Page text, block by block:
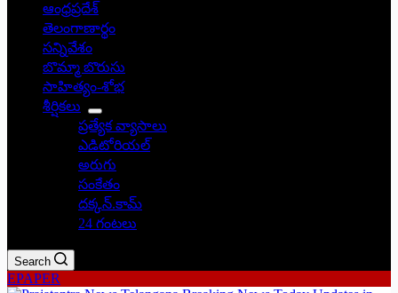
ఆంధ్రప్రదేశ్
తెలంగాణార్థం
సన్నివేశం
బొమ్మా బొరుసు
సాహిత్యం-శోభ
శీర్షికలు
ప్రత్యేక వ్యాసాలు
ఎడిటోరియల్
అరుగు
సంకేతం
దక్కన్.కామ్
24 గంటలు
Search
EPAPER